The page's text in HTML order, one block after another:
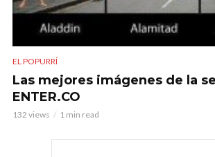
EL POPURRÍ
Las mejores imágenes de la
ENTER.CO
132 views 1 min read